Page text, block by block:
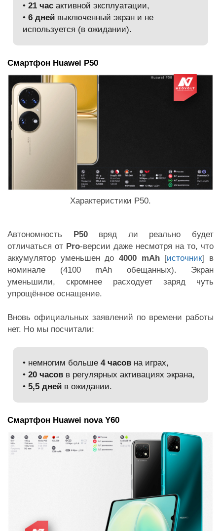
•21 час активной эксплуатации,
•6 дней выключенный экран и не
используется (в ожидании).
Смартфон Huawei P50
Характеристики P50.
Автономность P50вряд ли реально будет
отличаться от Pro-версии даже несмотря на то, что
аккумулятор уменьшен до 4000 mAh[источник] в
номинале (4100 mAh обещанных). Экран
уменьшили, скромнее расходует заряд чуть
упрощённое оснащение.
Вновь официальных заявлений по времени работы
нет. Но мы посчитали:
• немногим больше4 часов на играх,
•20 часов в регулярных активациях экрана,
•5,5 дней в ожидании.
Смартфон Huawei nova Y60